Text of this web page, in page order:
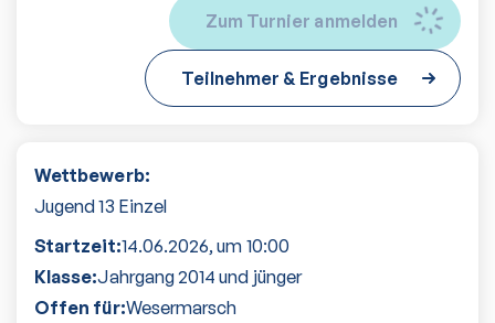
Zum Turnier anmelden
Teilnehmer & Ergebnisse
Wettbewerb:
Jugend 13 Einzel
Startzeit:14.06.2026, um 10:00
Klasse:Jahrgang 2014 und jünger
Offen für:Wesermarsch